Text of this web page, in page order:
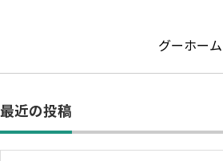
グーホー
最近の投稿